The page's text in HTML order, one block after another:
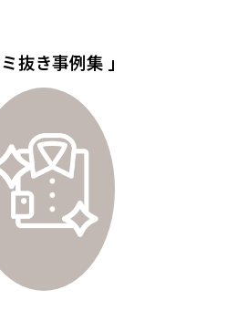
ミ抜き事例集 」